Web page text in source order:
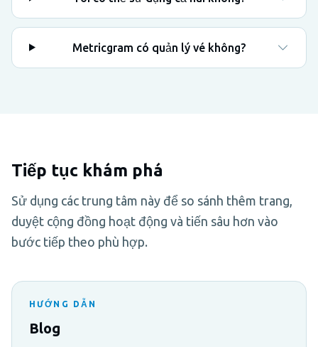
Metricgram có quản lý vé không?
Tiếp tục khám phá
Sử dụng các trung tâm này để so sánh thêm trang,
duyệt cộng đồng hoạt động và tiến sâu hơn vào
bước tiếp theo phù hợp.
HƯỚNG DẪN
Blog